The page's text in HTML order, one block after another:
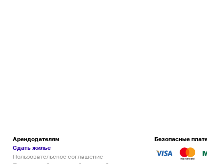
Арендодателям
Сдать жилье
Пользовательское соглашение
Безопасные